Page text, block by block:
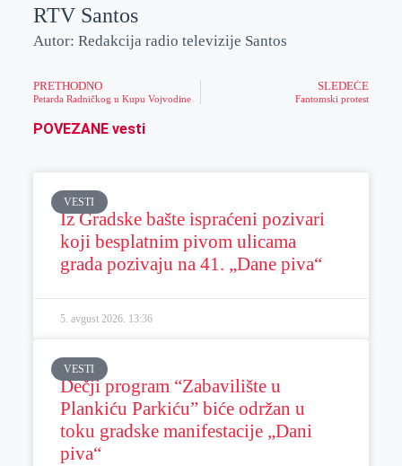
RTV Santos
Autor: Redakcija radio televizije Santos
PRETHODNO
Petarda Radničkog u Kupu Vojvodine
SLEDEĆE
Fantomski protest
POVEZANE vesti
VESTI
Iz Gradske bašte ispraćeni pozivari
koji besplatnim pivom ulicama
grada pozivaju na 41. „Dane piva“
5. avgust 2026. 13:36
VESTI
Dečji program “Zabavilište u
Plankiću Parkiću” biće održan u
toku gradske manifestacije „Dani
piva“